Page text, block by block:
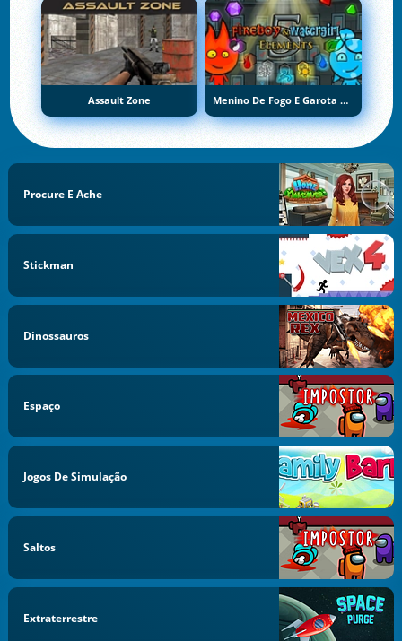
Assault Zone Menino De Fogo E Garota De Água 5: Elementos
Procure E Ache
Stickman
Dinossauros
Espaço
Jogos De Simulação
Saltos
Extraterrestre